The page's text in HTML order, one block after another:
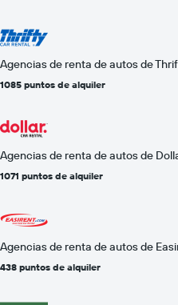
Agencias de renta de autos de
1085 puntos de alquiler
Agencias de renta de autos de
1071 puntos de alquiler
Agencias de renta de autos de
438 puntos de alquiler